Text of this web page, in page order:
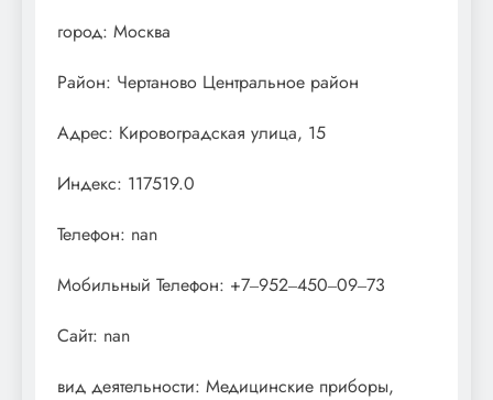
город: Москва
Район: Чертаново Центральное район
Адрес: Кировоградская улица, 15
Индекс: 117519.0
Телефон: nan
Мобильный Телефон: +7‒952‒450‒09‒73
Сайт: nan
вид деятельности: Медицинские приборы,